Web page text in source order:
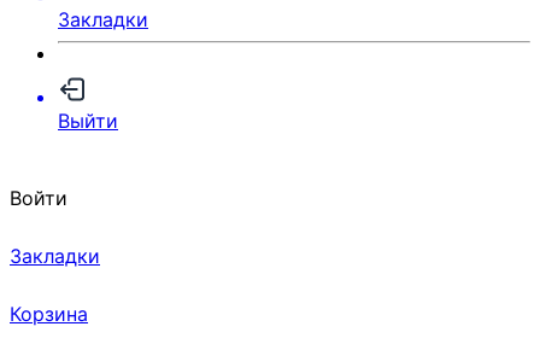
Закладки
Выйти
Войти
Закладки
Корзина